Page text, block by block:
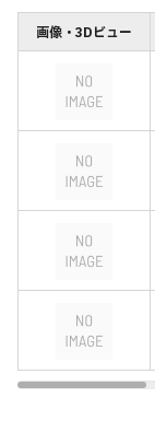
画像・3Dビュー